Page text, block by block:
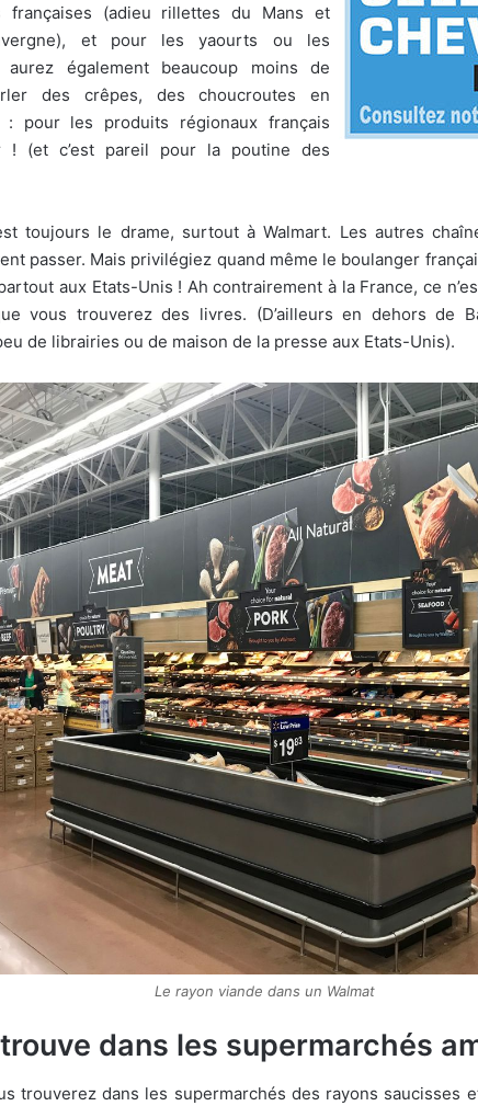
françaises (adieu rillettes du Mans et
et pour les yaourts ou les
aurez également beaucoup moins de
des crêpes, des choucroutes en
pour les produits régionaux français
! (et c’est pareil pour la poutine des
toujours le drame, surtout à Walmart. Les autres
passer. Mais privilégiez quand même le boulanger
aux Etats-Unis ! Ah contrairement à la France, ce
vous trouverez des livres. (D’ailleurs en dehors de
de librairies ou de maison de la presse aux Etats-Unis).
Le rayon viande dans un Walmat
trouve dans les supermarchés
trouverez dans les supermarchés des rayons saucisses